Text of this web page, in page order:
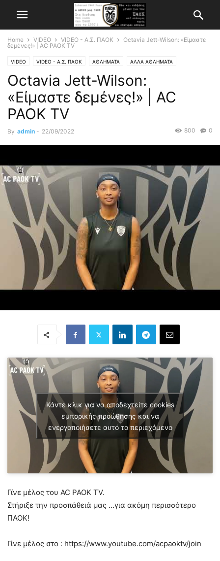
Home VIDEO VIDEO - Α.Σ. ΠΑΟΚ
Octavia Jett-Wilson: «Είμαστε
δεμένες!» | AC PAOK TV
VIDEO VIDEO - Α.Σ. ΠΑΟΚ ΑΘΛΗΜΑΤΑ ΑΛΛΑ ΑΘΛΗΜΑΤΑ
Octavia Jett-Wilson:
«Είμαστε δεμένες!» | AC
PAOK TV
By admin - 22/09/2022 0
800
Κάντε κλικ για να αποδεχτείτε cookies
εμπορικής προώθησης και να
ενεργοποιήσετε αυτό το περιεχόμενο
Γϊνε μέλος του AC PAOK TV.
Στήριξε την προσπάθειά μας …για ακόμη περισσότερο
ΠΑΟΚ!
Γίνε μέλος στο : https://www.youtube.com/acpaoktv/join